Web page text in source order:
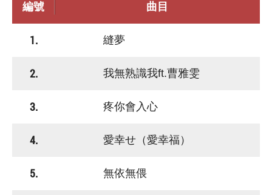
編號 曲目
1. 縫夢
2. 我無熟識我ft.曹雅雯
3. 疼你會入心
4. 愛幸せ（愛幸福）
5. 無依無偎